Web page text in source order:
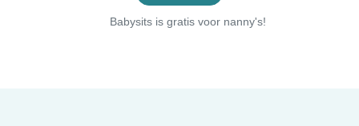
Babysits is gratis voor nanny's!